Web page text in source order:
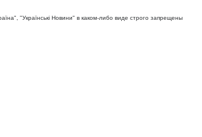
"Українськi Новини" в каком-либо виде строго запрещены